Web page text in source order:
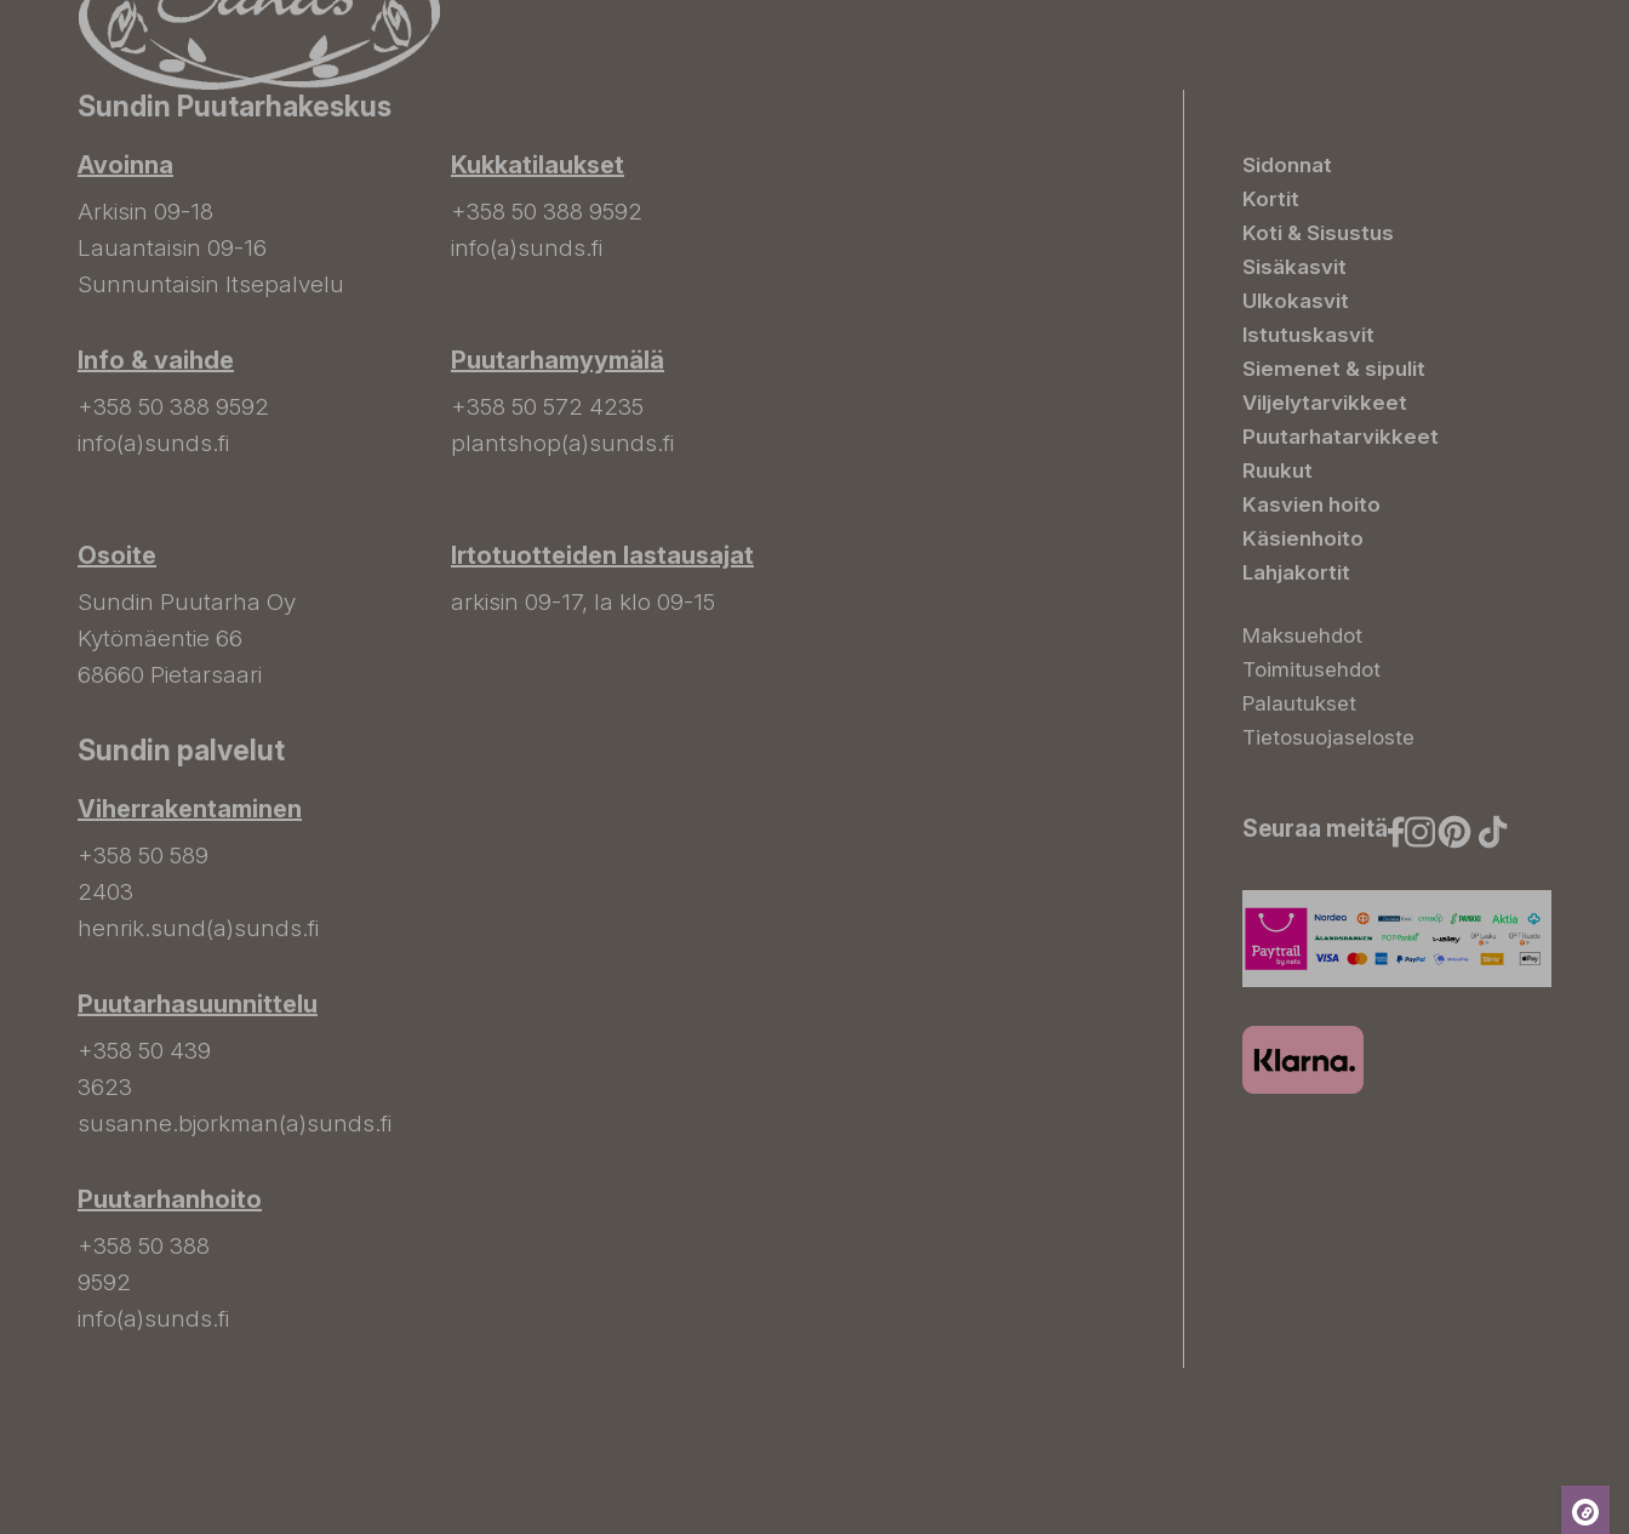
Sundin Puutarhakeskus
Avoinna
Arkisin 09-18
Lauantaisin 09-16
Sunnuntaisin Itsepalvelu
Info & vaihde
+358 50 388 9592
info(a)sunds.fi
Osoite
Sundin Puutarha Oy
Kytömäentie 66
68660 Pietarsaari
Kukkatilaukset
+358 50 388 9592
info(a)sunds.fi
Puutarhamyymälä
+358 50 572 4235
plantshop(a)sunds.fi
Irtotuotteiden lastausajat
arkisin 09-17, la klo 09-15
Sundin palvelut
Viherrakentaminen
+358 50 589
2403
henrik.sund(a)sunds.fi
Puutarhasuunnittelu
+358 50 439
3623
susanne.bjorkman(a)sunds.fi
Puutarhanhoito
+358 50 388
9592
info(a)sunds.fi
Sidonnat
Kortit
Koti & Sisustus
Sisäkasvit
Ulkokasvit
Istutuskasvit
Siemenet & sipulit
Viljelytarvikkeet
Puutarhatarvikkeet
Ruukut
Kasvien hoito
Käsienhoito
Lahjakortit
Maksuehdot
Toimitusehdot
Palautukset
Tietosuojaseloste
Seuraa meitä